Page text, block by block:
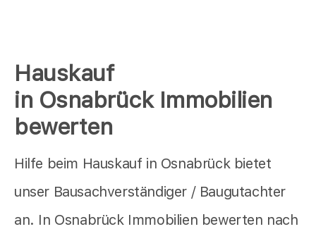
Hauskauf
in Osnabrück Immobilien
bewerten
Hilfe beim Hauskauf in Osnabrück bietet
unser Bausachverständiger / Baugutachter
an. In Osnabrück Immobilien bewerten nach